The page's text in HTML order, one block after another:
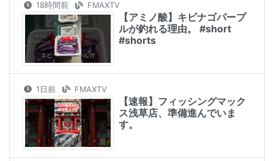
18時間前 FMAXTV
【アミノ酸】キビナゴパープ
ルが釣れる理由。 #short
#shorts
1日前 FMAXTV
【速報】フィッシングマック
ス浅草店、準備進んでいま
す。